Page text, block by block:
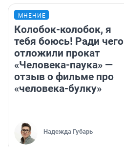
МНЕНИЕ
Колобок-колобок, я
тебя боюсь! Ради чего
отложили прокат
«Человека-паука» —
отзыв о фильме про
«человека-булку»
Надежда Губарь